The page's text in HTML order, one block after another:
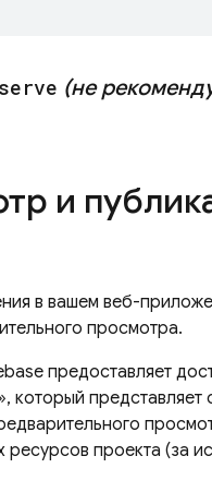
(не
и
в вашем веб-
просмотра.
предоставляет
который представляет
проекта (за